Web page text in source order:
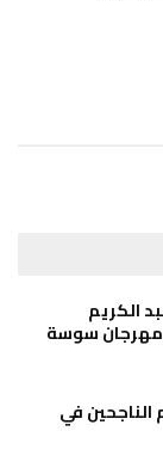
الكريم
مهرجان سوسة
الناجحين في